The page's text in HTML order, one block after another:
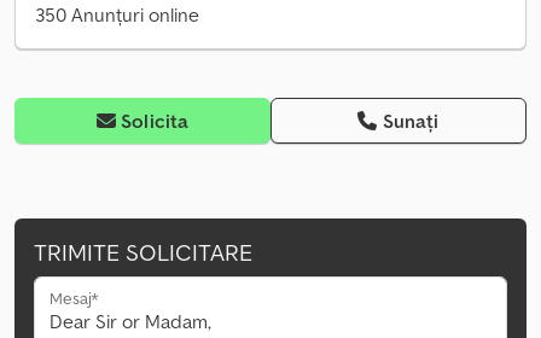
350 Anunțuri online
Solicita Sunați
TRIMITE SOLICITARE
Mesaj*